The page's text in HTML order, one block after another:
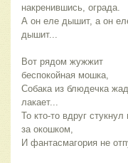
накренившись, ограда.
А он еле дышит, а он
дышит...
Вот рядом жужжит
беспокойная мошка,
Собака из блюдечка
лакает...
То кто-то вдруг стукнул
за окошком,
И фантасмагория не